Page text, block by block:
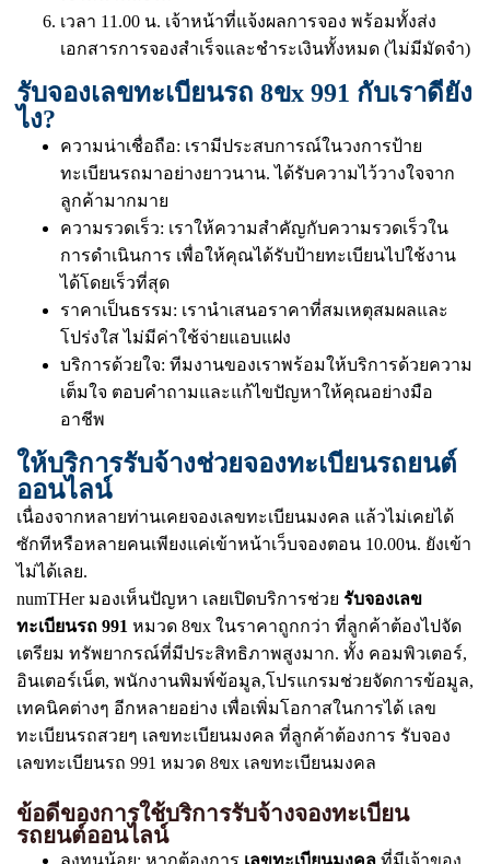
เวลา 11.00 น. เจ้าหน้าที่แจ้งผลการจอง พร้อมทั้งส่ง
เอกสารการจองสำเร็จและชำระเงินทั้งหมด (ไม่มีมัดจำ)
รับจองเลขทะเบียนรถ 8ขx 991 กับเราดียัง
ไง?
ความน่าเชื่อถือ: เรามีประสบการณ์ในวงการป้าย
ทะเบียนรถมาอย่างยาวนาน. ได้รับความไว้วางใจจาก
ลูกค้ามากมาย
ความรวดเร็ว: เราให้ความสำคัญกับความรวดเร็วใน
การดำเนินการ เพื่อให้คุณได้รับป้ายทะเบียนไปใช้งาน
ได้โดยเร็วที่สุด
ราคาเป็นธรรม: เรานำเสนอราคาที่สมเหตุสมผลและ
โปร่งใส ไม่มีค่าใช้จ่ายแอบแฝง
บริการด้วยใจ: ทีมงานของเราพร้อมให้บริการด้วยความ
เต็มใจ ตอบคำถามและแก้ไขปัญหาให้คุณอย่างมือ
อาชีพ
ให้บริการรับจ้างช่วยจองทะเบียนรถยนต์
ออนไลน์
เนื่องจากหลายท่านเคยจองเลขทะเบียนมงคล แล้วไม่เคยได้
ซักทีหรือหลายคนเพียงแค่เข้าหน้าเว็บจองตอน 10.00น. ยังเข้า
ไม่ได้เลย.
numTHer มองเห็นปัญหา เลยเปิดบริการช่วย รับจองเลข
ทะเบียนรถ 991 หมวด 8ขx ในราคาถูกกว่า ที่ลูกค้าต้องไปจัด
เตรียม ทรัพยากรณ์ที่มีประสิทธิภาพสูงมาก. ทั้ง คอมพิวเตอร์,
อินเตอร์เน็ต, พนักงานพิมพ์ข้อมูล,โปรแกรมช่วยจัดการข้อมูล,
เทคนิคต่างๆ อีกหลายอย่าง เพื่อเพิ่มโอกาสในการได้ เลข
ทะเบียนรถสวยๆ เลขทะเบียนมงคล ที่ลูกค้าต้องการ รับจอง
เลขทะเบียนรถ 991 หมวด 8ขx เลขทะเบียนมงคล
ข้อดีของการใช้บริการรับจ้างจองทะเบียน
รถยนต์ออนไลน์
ลงทุนน้อย: หากต้องการ เลขทะเบียนมงคล ที่มีเจ้าของ